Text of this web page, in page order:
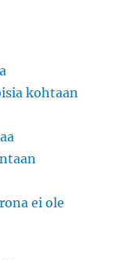
kohtaan
ei ole